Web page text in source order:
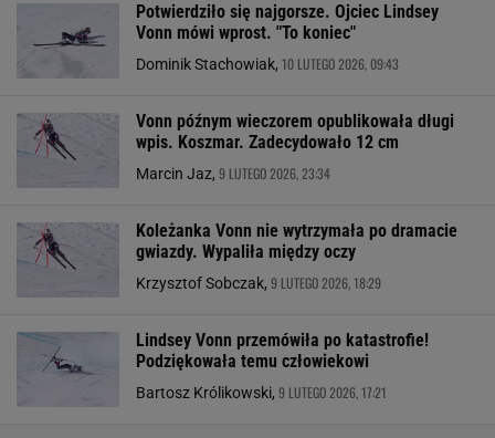
Potwierdziło się najgorsze. Ojciec Lindsey
Vonn mówi wprost. "To koniec"
Dominik Stachowiak, 10 LUTEGO 2026, 09:43
Vonn późnym wieczorem opublikowała długi
wpis. Koszmar. Zadecydowało 12 cm
Marcin Jaz, 9 LUTEGO 2026, 23:34
Koleżanka Vonn nie wytrzymała po dramacie
gwiazdy. Wypaliła między oczy
Krzysztof Sobczak, 9 LUTEGO 2026, 18:29
Lindsey Vonn przemówiła po katastrofie!
Podziękowała temu człowiekowi
Bartosz Królikowski, 9 LUTEGO 2026, 17:21